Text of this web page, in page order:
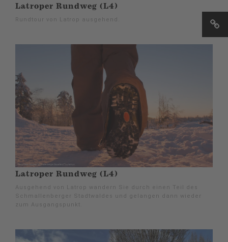
Latroper Rundweg (L4)
Rundtour von Latrop ausgehend.
Latroper Rundweg (L4)
Ausgehend von Latrop wandern Sie durch einen Teil des
Schmallenberger Stadtwaldes und gelangen dann wieder
zum Ausgangspunkt.